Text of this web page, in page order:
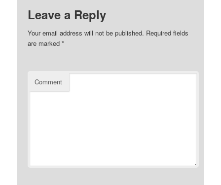
Leave a Reply
Your email address will not be published. Required fields
are marked*
Comment